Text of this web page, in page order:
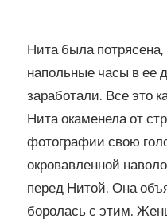
Нита была потрясена,
напольные часы в ее
заработали. Все это
Нита окаменела от
фотографии свою
окровавленной
перед Нитой. Она
боролась с этим.